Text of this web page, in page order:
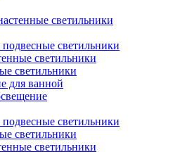
светильники
светильники
светильники
светильники
для ванной
светильники
светильники
светильники